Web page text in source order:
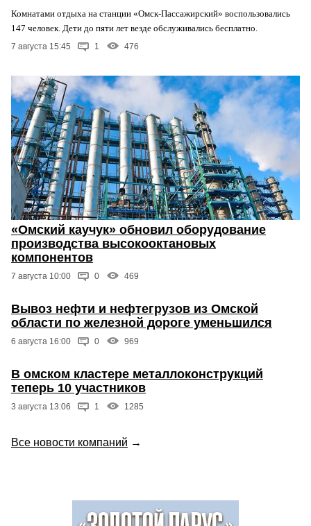
Комнатами отдыха на станции «Омск-Пассажирский» воспользовались
147 человек. Дети до пяти лет везде обслуживались бесплатно.
7 августа 15:45 1 476
«Омский каучук» обновил оборудование
производства высокооктановых
компонентов
7 августа 10:00 0 469
Вывоз нефти и нефтегрузов из Омской
области по железной дороге уменьшился
6 августа 16:00 0 969
В омском кластере металлоконструкций
теперь 10 участников
3 августа 13:06 1 1285
Все новости компаний →